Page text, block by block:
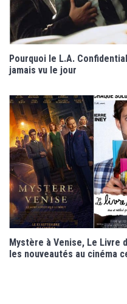
Pourquoi le L.A.
jamais vu le jour
Mystère à Venise, Le Livre
les nouveautés au cinéma